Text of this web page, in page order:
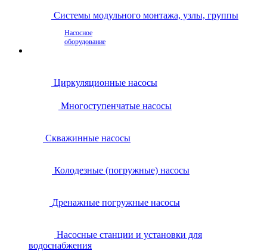
Системы модульного монтажа, узлы, группы
Насосное
оборудование
Циркуляционные насосы
Многоступенчатые насосы
Скважинные насосы
Колодезные (погружные) насосы
Дренажные погружные насосы
Насосные станции и установки для
водоснабжения